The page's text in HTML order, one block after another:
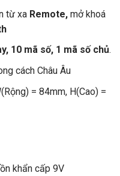
từ xaRemote, mở khoá
10 mã số, 1 mã số chủ.
cách Châu Âu
= 84mm, H(Cao) =
khẩn cấp 9V